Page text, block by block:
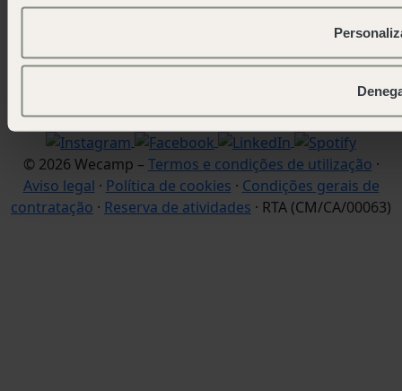
info@wecamp.net
© 2026 Wecamp – Termos e condições de utilização ·
Aviso legal · Política de cookies · Condições gerais de
contratação · Reserva de atividades · RTA (CM/CA/00063)